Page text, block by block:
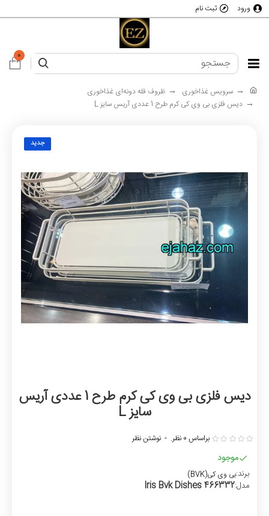
ورود ثبت نام
0
سرویس غذاخوری
ظروف فله دونه‌ای غذاخوری
دیس فلزی بی وی کی کرم طرح 1 عددی آریس سایز L
جدید
دیس فلزی بی وی کی کرم طرح 1 عددی آریس
سایز L
موجود
برند:بی وی کی(BVK)
مدل:Iris Bvk Dishes 466332
براساس 0 نظر. - نوشتن نظر